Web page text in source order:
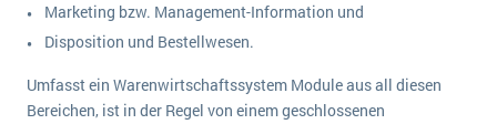
Marketing bzw. Management-Information und
Disposition und Bestellwesen.
Umfasst ein Warenwirtschaftssystem Module aus all diesen
Bereichen, ist in der Regel von einem geschlossenen